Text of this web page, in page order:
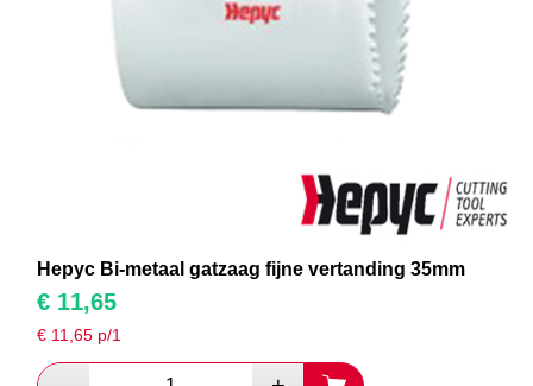
Hepyc Bi-metaal gatzaag fijne vertanding 35mm
€ 11,65
€ 11,65 p/1